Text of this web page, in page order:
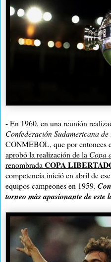
- En 1960, en una reunión
Confederación Sudamericana
CONMEBOL, que por entonces
aprobó la realización de la Copa
renombradaCOPA
competencia inició en abril de
equipos campeones en 1959.
torneo más apasionante de este